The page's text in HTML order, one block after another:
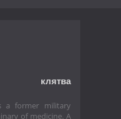
клятва
a former military
of medicine. A